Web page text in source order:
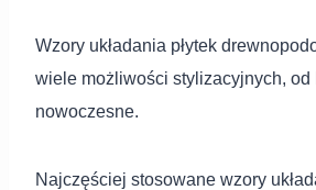
Wzory układania płytek
wiele możliwości stylizacyjnych, od
nowoczesne.
Najczęściej stosowane wzory